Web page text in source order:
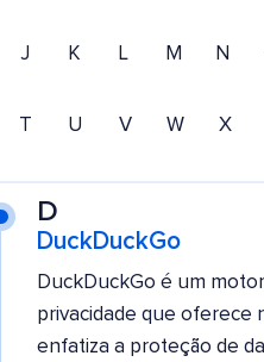
J K L M N
T U V W X
D
DuckDuckGo
DuckDuckGo é um
privacidade que oferece
enfatiza a proteção de